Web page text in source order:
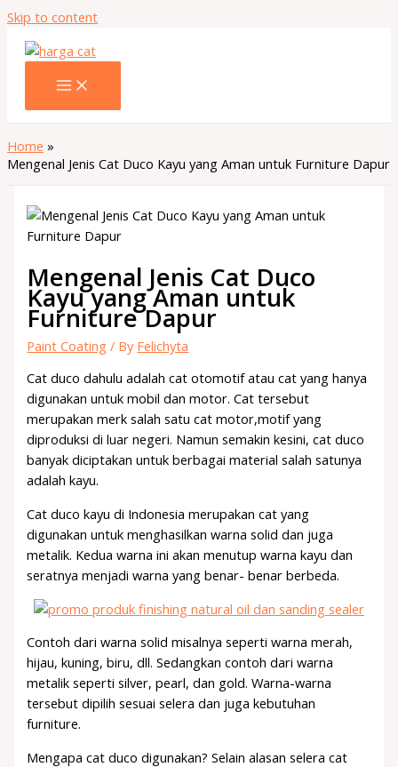
Skip to content
Home
Mengenal Jenis Cat Duco Kayu yang Aman untuk Furniture Dapur
Mengenal Jenis Cat Duco
Kayu yang Aman untuk
Furniture Dapur
Paint Coating / By Felichyta
Cat duco dahulu adalah cat otomotif atau cat yang hanya
digunakan untuk mobil dan motor. Cat tersebut
merupakan merk salah satu cat motor,motif yang
diproduksi di luar negeri. Namun semakin kesini, cat duco
banyak diciptakan untuk berbagai material salah satunya
adalah kayu.
Cat duco kayu di Indonesia merupakan cat yang
digunakan untuk menghasilkan warna solid dan juga
metalik. Kedua warna ini akan menutup warna kayu dan
seratnya menjadi warna yang benar- benar berbeda.
Contoh dari warna solid misalnya seperti warna merah,
hijau, kuning, biru, dll. Sedangkan contoh dari warna
metalik seperti silver, pearl, dan gold. Warna-warna
tersebut dipilih sesuai selera dan juga kebutuhan
furniture.
Mengapa cat duco digunakan? Selain alasan selera cat